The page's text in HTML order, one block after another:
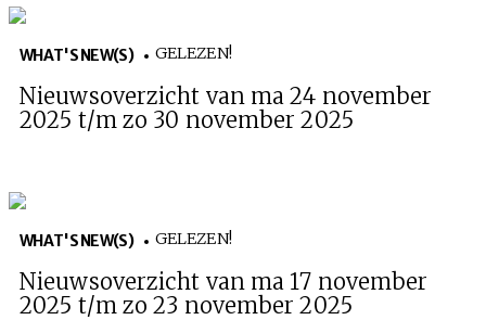
WHAT'S NEW(S) GELEZEN!
Nieuwsoverzicht van ma 24 november
2025 t/m zo 30 november 2025
WHAT'S NEW(S) GELEZEN!
Nieuwsoverzicht van ma 17 november
2025 t/m zo 23 november 2025